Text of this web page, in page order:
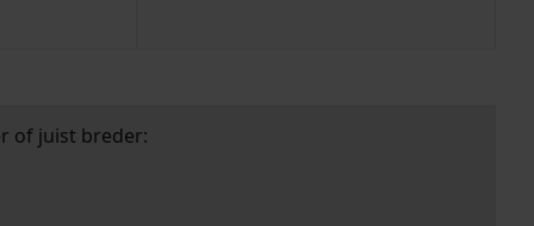
of juist breder: